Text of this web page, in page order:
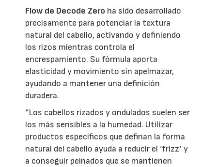
Flow de Decode Zero ha sido desarrollado
precisamente para potenciar la textura
natural del cabello, activando y definiendo
los rizos mientras controla el
encrespamiento. Su fórmula aporta
elasticidad y movimiento sin apelmazar,
ayudando a mantener una definición
duradera.
“Los cabellos rizados y ondulados suelen ser
los más sensibles a la humedad. Utilizar
productos específicos que definan la forma
natural del cabello ayuda a reducir el ‘frizz’ y
a conseguir peinados que se mantienen